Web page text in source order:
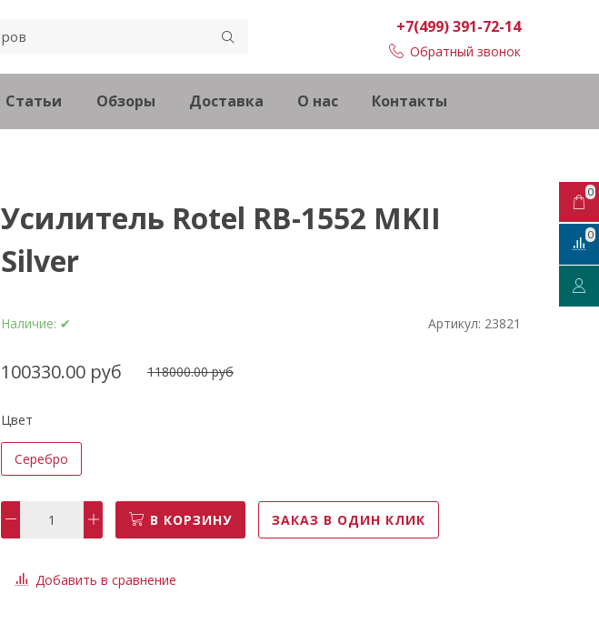
+7(499) 391-72-14
Обратный звонок
Статьи Обзоры Доставка О нас Контакты
Усилитель Rotel RB-1552 MKII
Silver
Наличие: ✔ Артикул: 23821
100330.00 руб 118000.00 руб
Цвет
Серебро
В КОРЗИНУ ЗАКАЗ В ОДИН КЛИК
Добавить в сравнение
0
0